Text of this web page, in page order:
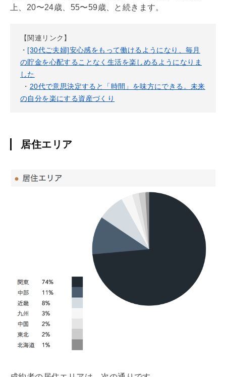
上、20〜24歳、55〜59歳、と続きます。
【関連リンク】
・ [30代ご夫婦]安心感をもって働けるようになり、毎月
の貯金を心配することなく生活を楽しめるようになりま
した
・ 20代で意思決定すると「時間」を味方にできる。未来
の自分を楽にする資産づくり
居住エリア